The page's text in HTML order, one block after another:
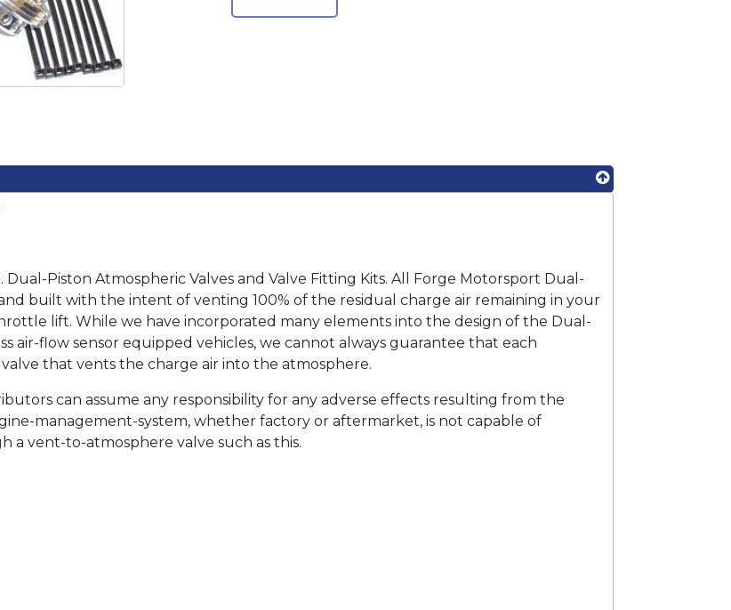
Piston Atmospheric Valves and Valve Fitting Kits. All Forge Motorsport Dual-
built with the intent of venting 100% of the residual charge air remaining in your
lift. While we have incorporated many elements into the design of the Dual-
air-flow sensor equipped vehicles, we cannot always guarantee that each
that vents the charge air into the atmosphere.
can assume any responsibility for any adverse effects resulting from the
management-system, whether factory or aftermarket, is not capable of
a vent-to-atmosphere valve such as this.